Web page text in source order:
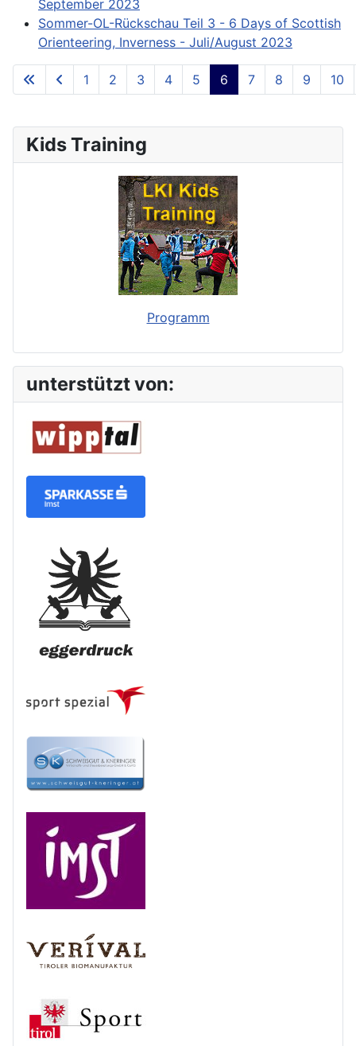
September 2023
Sommer-OL-Rückschau Teil 3 - 6 Days of Scottish
Orienteering, Inverness - Juli/August 2023
**Page 6 of 73**
1 2 3 4 5 6 7 8 9 10
Kids Training
Programm
unterstützt von: